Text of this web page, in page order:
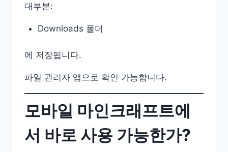
대부분:
Downloads 폴더
에 저장됩니다.
파일 관리자 앱으로 확인 가능합니다.
모바일 마인크래프트에
서 바로 사용 가능한가?